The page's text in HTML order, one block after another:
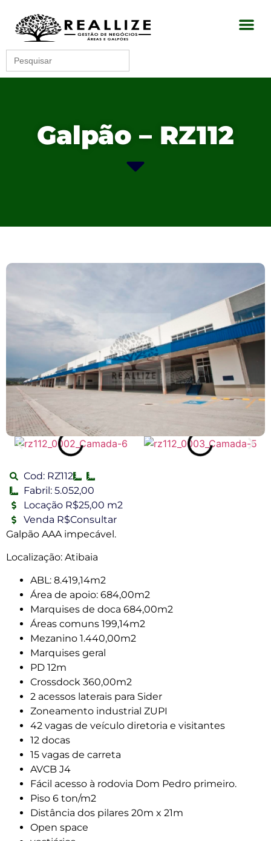
Search
for:
Galpão – RZ112
Cod: RZ112
Fabril: 5.052,00
Locação R$25,00 m2
Venda R$Consultar
Galpão AAA impecável.
Localização: Atibaia
ABL: 8.419,14m2
Área de apoio: 684,00m2
Marquises de doca 684,00m2
Áreas comuns 199,14m2
Mezanino 1.440,00m2
Marquises geral
PD 12m
Crossdock 360,00m2
2 acessos laterais para Sider
Zoneamento industrial ZUPI
42 vagas de veículo diretoria e visitantes
12 docas
15 vagas de carreta
AVCB J4
Fácil acesso à rodovia Dom Pedro primeiro.
Piso 6 ton/m2
Distância dos pilares 20m x 21m
Open space